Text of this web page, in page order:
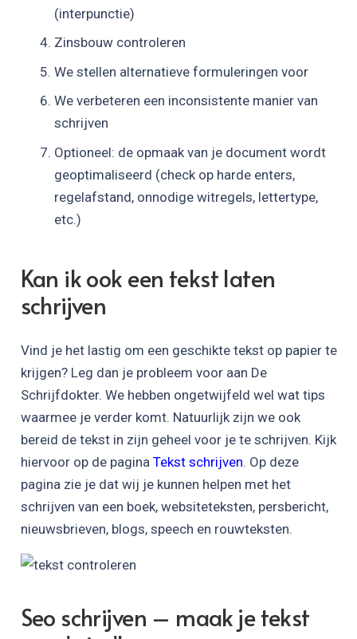
(interpunctie)
Zinsbouw controleren
We stellen alternatieve formuleringen voor
We verbeteren een inconsistente manier van
schrijven
Optioneel: de opmaak van je document wordt
geoptimaliseerd (check op harde enters,
regelafstand, onnodige witregels, lettertype,
etc.)
Kan ik ook een tekst laten
schrijven
Vind je het lastig om een geschikte tekst op papier te
krijgen? Leg dan je probleem voor aan De
Schrijfdokter. We hebben ongetwijfeld wel wat tips
waarmee je verder komt. Natuurlijk zijn we ook
bereid de tekst in zijn geheel voor je te schrijven. Kijk
hiervoor op de pagina Tekst schrijven. Op deze
pagina zie je dat wij je kunnen helpen met het
schrijven van een boek, websiteteksten, persbericht,
nieuwsbrieven, blogs, speech en rouwteksten.
Seo schrijven – maak je tekst